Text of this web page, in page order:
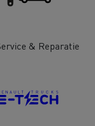
& Reparatie